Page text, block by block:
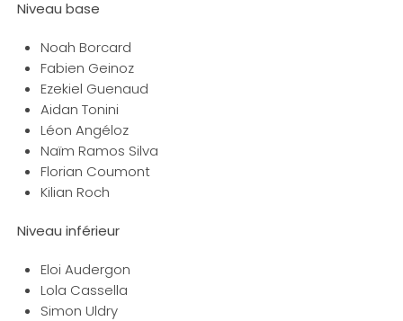
Niveau base
Noah Borcard
Fabien Geinoz
Ezekiel Guenaud
Aidan Tonini
Léon Angéloz
Naïm Ramos Silva
Florian Coumont
Kilian Roch
Niveau inférieur
Eloi Audergon
Lola Cassella
Simon Uldry